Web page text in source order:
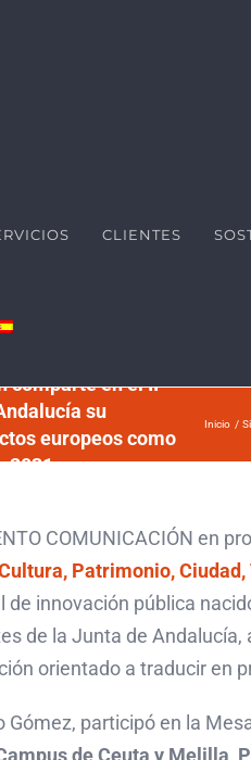
CLIENTES
comparte en el II
su
europeos como
2031
Inicio
COMUNICACIÓN en
Patrimonio,
innovación pública
de la Junta de
orientado a traducir en
Gómez, participó en la
de Ceuta y Melilla,